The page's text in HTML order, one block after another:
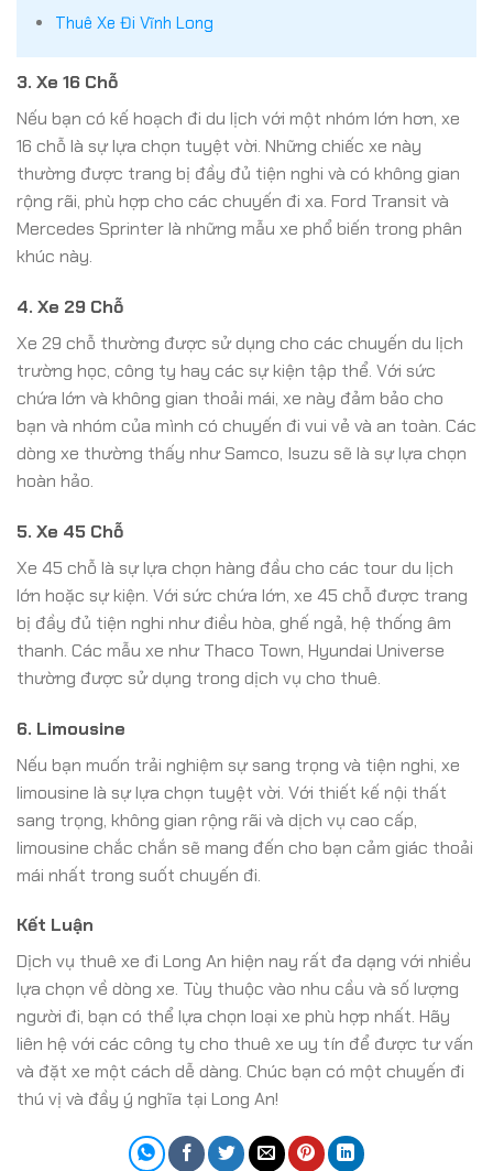
Thuê Xe Đi Vĩnh Long
3. Xe 16 Chỗ
Nếu bạn có kế hoạch đi du lịch với một nhóm lớn hơn, xe
16 chỗ là sự lựa chọn tuyệt vời. Những chiếc xe này
thường được trang bị đầy đủ tiện nghi và có không gian
rộng rãi, phù hợp cho các chuyến đi xa. Ford Transit và
Mercedes Sprinter là những mẫu xe phổ biến trong phân
khúc này.
4. Xe 29 Chỗ
Xe 29 chỗ thường được sử dụng cho các chuyến du lịch
trường học, công ty hay các sự kiện tập thể. Với sức
chứa lớn và không gian thoải mái, xe này đảm bảo cho
bạn và nhóm của mình có chuyến đi vui vẻ và an toàn. Các
dòng xe thường thấy như Samco, Isuzu sẽ là sự lựa chọn
hoàn hảo.
5. Xe 45 Chỗ
Xe 45 chỗ là sự lựa chọn hàng đầu cho các tour du lịch
lớn hoặc sự kiện. Với sức chứa lớn, xe 45 chỗ được trang
bị đầy đủ tiện nghi như điều hòa, ghế ngả, hệ thống âm
thanh. Các mẫu xe như Thaco Town, Hyundai Universe
thường được sử dụng trong dịch vụ cho thuê.
6. Limousine
Nếu bạn muốn trải nghiệm sự sang trọng và tiện nghi, xe
limousine là sự lựa chọn tuyệt vời. Với thiết kế nội thất
sang trọng, không gian rộng rãi và dịch vụ cao cấp,
limousine chắc chắn sẽ mang đến cho bạn cảm giác thoải
mái nhất trong suốt chuyến đi.
Kết Luận
Dịch vụ thuê xe đi Long An hiện nay rất đa dạng với nhiều
lựa chọn về dòng xe. Tùy thuộc vào nhu cầu và số lượng
người đi, bạn có thể lựa chọn loại xe phù hợp nhất. Hãy
liên hệ với các công ty cho thuê xe uy tín để được tư vấn
và đặt xe một cách dễ dàng. Chúc bạn có một chuyến đi
thú vị và đầy ý nghĩa tại Long An!